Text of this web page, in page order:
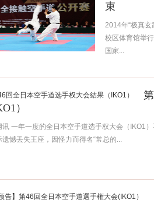
束
2014年“极真
校区体育馆举
国家...
）
讯 一年一度的全日本空手道选手权大会（IKO1
遗憾丢失王座，因怪力而得名“常总的...